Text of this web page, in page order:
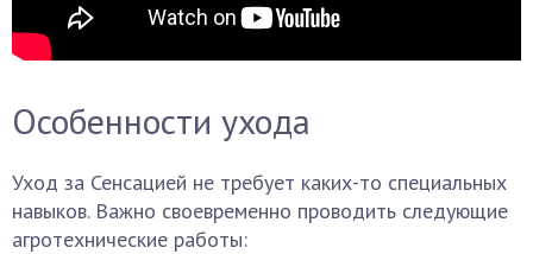
Особенности ухода
Уход за Сенсацией не требует каких-то специальных
навыков. Важно своевременно проводить следующие
агротехнические работы: